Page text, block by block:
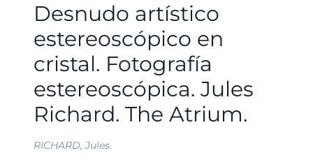
Desnudo artístico
estereoscópico en
cristal. Fotografía
estereoscópica. Jules
Richard. The Atrium.
RICHARD, Jules.